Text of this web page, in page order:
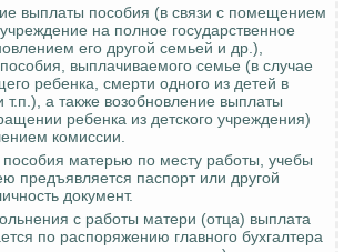
выплаты пособия (в связи с помещением
на полное государственное
его другой семьей и др.),
выплачиваемого семье (в случае
ребенка, смерти одного из детей в
т.п.), а также возобновление выплаты
ребенка из детского учреждения)
комиссии.
матерью по месту работы, учебы
предъявляется паспорт или другой
документ.
с работы матери (отца) выплата
по распоряжению главного бухгалтера